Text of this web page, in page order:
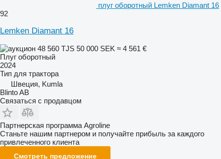
плуг оборотный Lemken Diamant 16
92
Lemken Diamant 16
48 560 TJS 50 000 SEK ≈ 4 561 €
Плуг оборотный
2024
Тип для трактора
Швеция, Kumla
Blinto AB
Связаться с продавцом
Партнерская программа Agroline
Станьте нашим партнером и получайте прибыль за каждого
привлеченного клиента
Смотреть предложение